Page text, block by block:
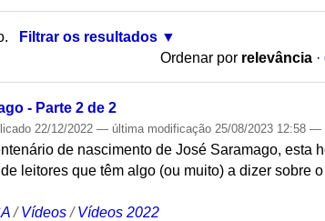
Filtrar os resultados
Ordenar por relevância ·
- Parte 2 de 2
22/12/2022— última modificação 25/08/2023 12:58—
de nascimento de José Saramago, esta
leitores que têm algo (ou muito) a dizer sobre
/Vídeos /Vídeos 2022